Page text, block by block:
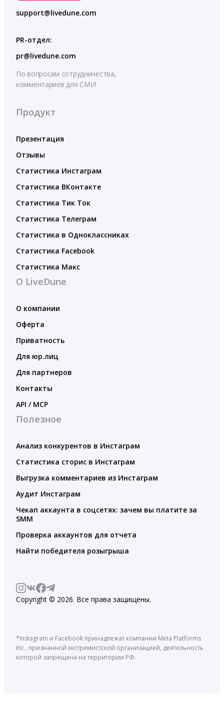
support@livedune.com
PR-отдел:
pr@livedune.com
По вопросам сотрудничества,
комментариев для СМИ
Продукт
Презентация
Отзывы
Статистика Инстаграм
Статистика ВКонтакте
Статистика Тик Ток
Статистика Телеграм
Статистика в Одноклассниках
Статистика Facebook
Статистика Макс
О LiveDune
О компании
Оферта
Приватность
Для юр.лиц
Для партнеров
Контакты
API / MCP
Полезное
Анализ конкурентов в Инстаграм
Статистика сторис в Инстаграм
Выгрузка комментариев из Инстаграм
Аудит Инстаграм
Чекап аккаунта в соцсетях: зачем вы платите за
SMM
Проверка аккаунтов для отчета
Найти победителя розыгрыша
Copyright © 2026. Все права защищены.
*Instagram и Facebook принадлежат компании Meta Platforms
Inc., признанной экстремистской организацией, деятельность
которой запрещена на территории РФ.